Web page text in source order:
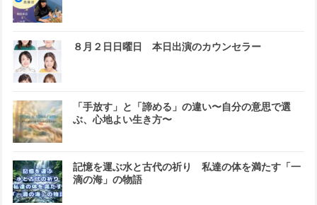
８月２日日曜日 本日出演のカウンセラー
「手放す」と「諦める」の違い〜自分の意思で選
ぶ、心地よい生き方〜
記憶を運ぶ水と古代の祈り 私達の体を満たす「一
滴の海」の物語